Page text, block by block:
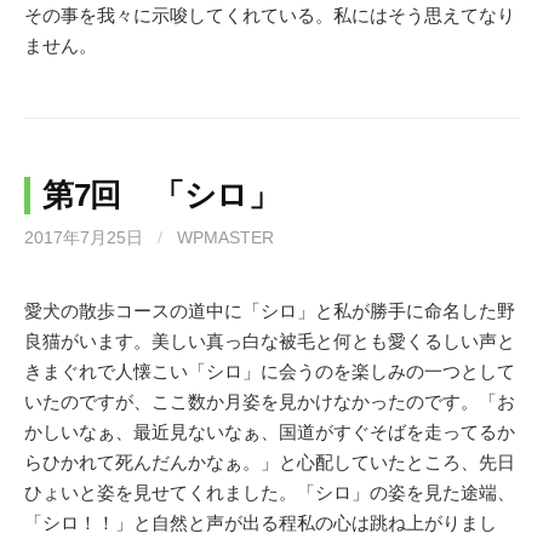
その事を我々に示唆してくれている。私にはそう思えてなり
ません。
第7回 「シロ」
2017年7月25日 / WPMASTER
愛犬の散歩コースの道中に「シロ」と私が勝手に命名した野
良猫がいます。美しい真っ白な被毛と何とも愛くるしい声と
きまぐれで人懐こい「シロ」に会うのを楽しみの一つとして
いたのですが、ここ数か月姿を見かけなかったのです。「お
かしいなぁ、最近見ないなぁ、国道がすぐそばを走ってるか
らひかれて死んだんかなぁ。」と心配していたところ、先日
ひょいと姿を見せてくれました。「シロ」の姿を見た途端、
「シロ！！」と自然と声が出る程私の心は跳ね上がりまし